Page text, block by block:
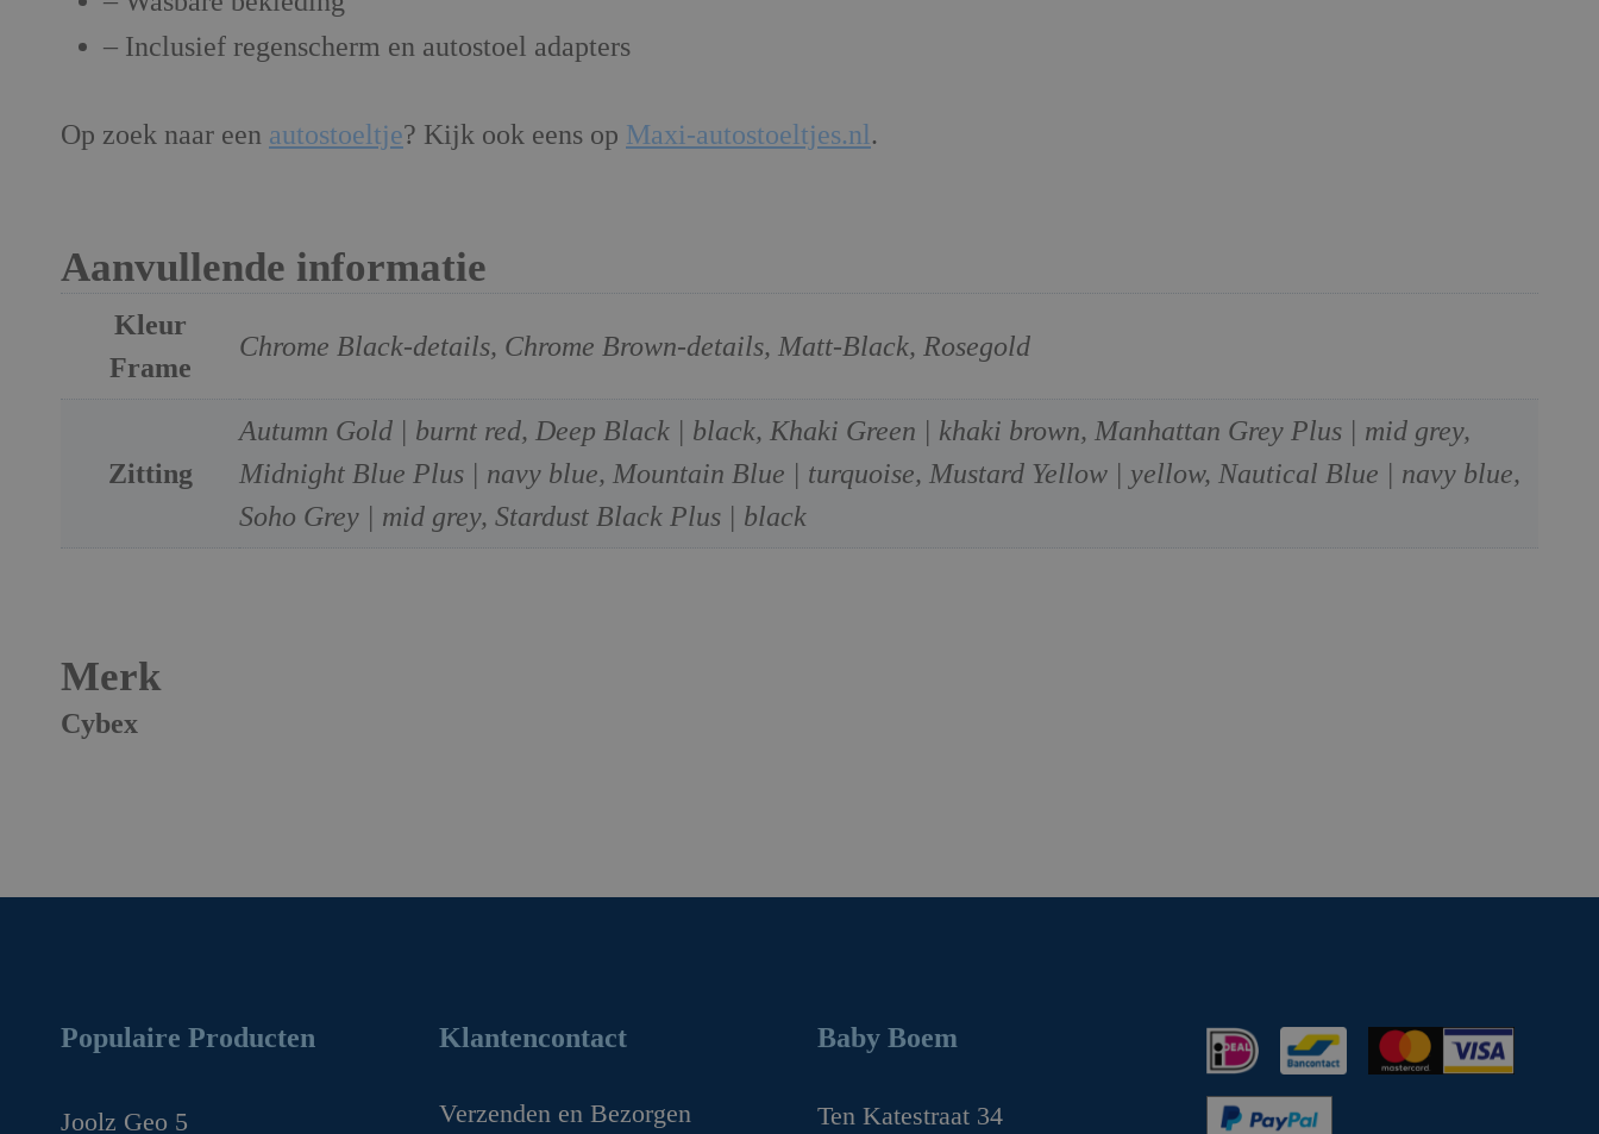
– Inclusief regenscherm en autostoel adapters
Op zoek naar een autostoeltje? Kijk ook eens op Maxi-autostoeltjes.nl.
Aanvullende informatie
Kleur
Frame
Chrome Black-details, Chrome Brown-details, Matt-Black, Rosegold
Zitting
Autumn Gold | burnt red, Deep Black | black, Khaki Green | khaki brown, Manhattan Grey Plus | mid grey,
Midnight Blue Plus | navy blue, Mountain Blue | turquoise, Mustard Yellow | yellow, Nautical Blue | navy blue,
Soho Grey | mid grey, Stardust Black Plus | black
Merk
Cybex
Populaire Producten
Joolz Geo 5
Klantencontact
Verzenden en Bezorgen
Baby Boem
Ten Katestraat 34